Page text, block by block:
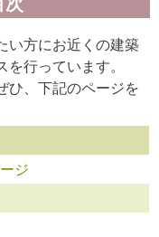
い方にお近くの建築
行っています。
ひ、下記のページを
ジ